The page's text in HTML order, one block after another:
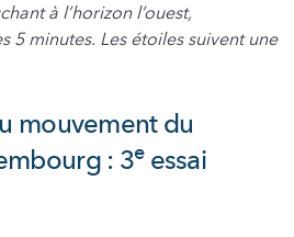
à l’horizon l’ouest,
5 minutes. Les étoiles suivent une
mouvement du
: 3eessai